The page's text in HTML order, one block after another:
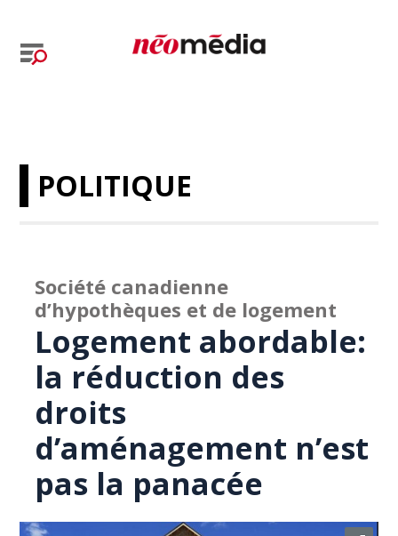
POLITIQUE
Société canadienne
d’hypothèques et de logement
Logement abordable:
la réduction des
droits
d’aménagement n’est
pas la panacée